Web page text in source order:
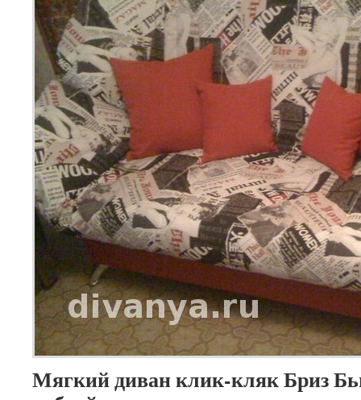
Мягкий диван клик-кляк Бриз